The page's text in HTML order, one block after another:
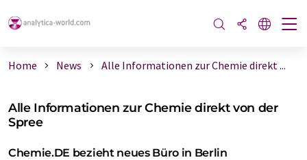
Home News Alle Informationen zur Chemie direkt ...
Alle Informationen zur Chemie direkt von der
Spree
Chemie.DE bezieht neues Büro in Berlin